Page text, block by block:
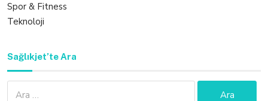
Spor & Fitness
Teknoloji
Sağlıkjet’te Ara